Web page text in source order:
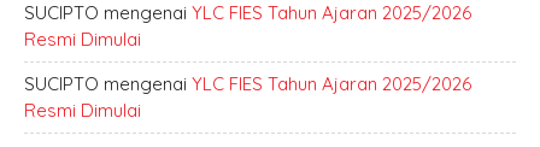
SUCIPTO mengenai YLC FIES Tahun Ajaran 2025/2026
Resmi Dimulai
SUCIPTO mengenai YLC FIES Tahun Ajaran 2025/2026
Resmi Dimulai